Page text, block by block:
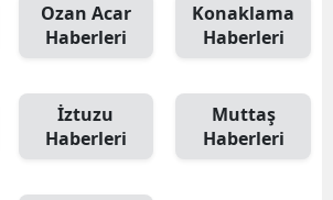
Ozan Acar
Haberleri
Konaklama
Haberleri
İztuzu
Haberleri
Muttaş
Haberleri